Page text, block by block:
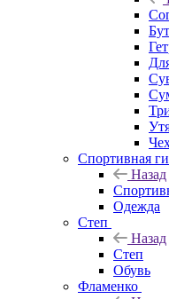
Спортивная
Назад
Одежда
Степ
Назад
Степ
Обувь
Фламенко